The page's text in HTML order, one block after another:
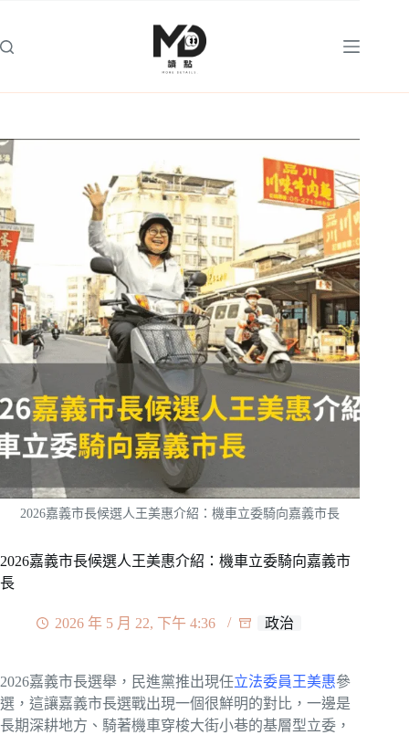
主
2026嘉義市長候選人王美惠介紹：機車立委騎向嘉義市長
2026嘉義市長候選人王美惠介紹：機車立委騎向嘉義市
長
2026 年 5 月 22, 下午 4:36 政治
2026嘉義市長選舉，民進黨推出現任立法委員王美惠參
選，這讓嘉義市長選戰出現一個很鮮明的對比，一邊是
長期深耕地方、騎著機車穿梭大街小巷的基層型立委，